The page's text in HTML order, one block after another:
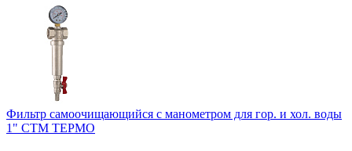
Фильтр самоочищающийся с манометром для гор. и хол. воды
1" СТМ ТЕРМО